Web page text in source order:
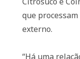
que
externo.
“Há uma